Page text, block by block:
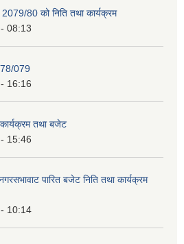
80 को निति तथा कार्यक्रम
08:13
079
16:16
तथा बजेट
15:46
पारित बजेट निति तथा कार्यक्रम
10:14